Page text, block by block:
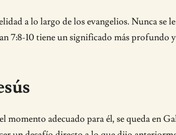
a lo largo de los evangelios. Nunca
7:8-10 tiene un significado más profundo
momento adecuado para él, se queda en